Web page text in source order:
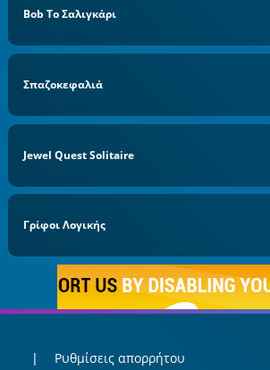
Bob Το Σαλιγκάρι
Σπαζοκεφαλιά
Jewel Quest Solitaire
Γρίφοι Λογικής
Ρυθμίσεις απορρήτου